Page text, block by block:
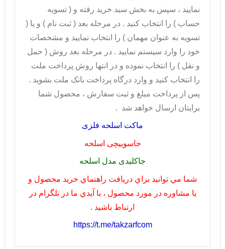
نماييد ، سپس به بخش سبد خريد رفته و ( تسويه
حساب ) را انتخاب کنيد . در مرحله بعد ( ثبت نام ) و يا (
تسويه به عنوان مهمان ) را انتخاب نماييد و مشخصات
خود را وارد سيستم نماييد . در مرحله بعد روش ( حمل
و نقل ) را انتخاب نموده و در انتها روش پرداخت ملت
را انتخاب کنيد و وارد درگاه پرداخت بانک ملت بشويد .
پس از پرداخت مبلغ و ثبت سفارش ، محصول شما
برايتان ارسال خواهد شد .
ماکت اسلحه فلزی
جاسوییچی اسلحه
جاکلیدی مدل اسلحه
شما مي توانيد براي دريافت راهنماي خريد محصول و
يا مشاوره در مورد محصول ، با آيدي ما در تلگرام در
ارتباط باشيد .
https://t.me/takzarfcom